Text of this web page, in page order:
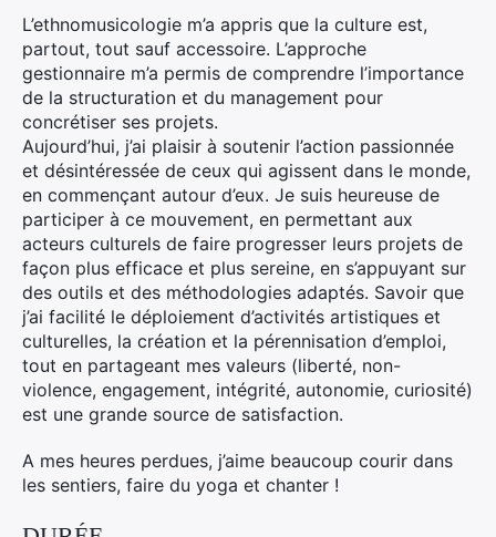
L’ethnomusicologie m’a appris que la culture est,
partout, tout sauf accessoire. L’approche
gestionnaire m’a permis de comprendre l’importance
de la structuration et du management pour
concrétiser ses projets.
Aujourd’hui, j’ai plaisir à soutenir l’action passionnée
et désintéressée de ceux qui agissent dans le monde,
en commençant autour d’eux. Je suis heureuse de
participer à ce mouvement, en permettant aux
acteurs culturels de faire progresser leurs projets de
façon plus efficace et plus sereine, en s’appuyant sur
des outils et des méthodologies adaptés. Savoir que
j’ai facilité le déploiement d’activités artistiques et
culturelles, la création et la pérennisation d’emploi,
tout en partageant mes valeurs (liberté, non-
violence, engagement, intégrité, autonomie, curiosité)
est une grande source de satisfaction.
A mes heures perdues, j’aime beaucoup courir dans
les sentiers, faire du yoga et chanter !